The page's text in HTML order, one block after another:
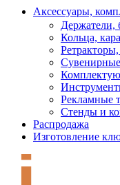
Аксессуары,
Держатели,
Кольца,
Рекламные
Стенды и
Распродажа
Изготовление